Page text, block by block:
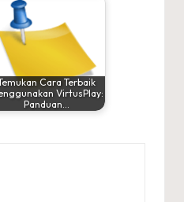
Cara Terbaik
VirtusPlay:
Panduan…